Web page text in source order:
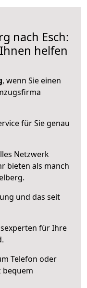
nach Esch:
helfen
, wenn Sie einen
für Sie genau
Netzwerk
bieten als manch
und das seit
für Ihre
Telefon oder
bequem